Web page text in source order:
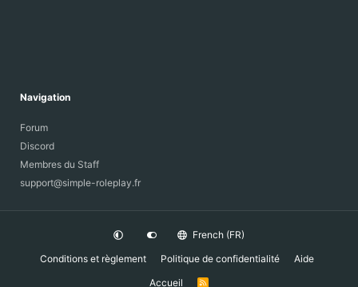
Navigation
Forum
Discord
Membres du Staff
support@simple-roleplay.fr
French (FR)
Conditions et règlement
Politique de confidentialité
Aide
Accueil
R